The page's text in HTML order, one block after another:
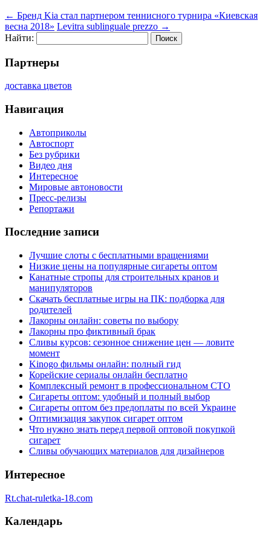
← Бренд Kia стал партнером теннисного турнира «Киевская
весна 2018» Levitra sublinguale prezzo →
Найти:
Партнеры
доставка цветов
Навигация
Автоприколы
Автоспорт
Без рубрики
Видео дня
Интересное
Мировые автоновости
Пресс-релизы
Репортажи
Последние записи
Лучшие слоты с бесплатными вращениями
Низкие цены на популярные сигареты оптом
Канатные стропы для строительных кранов и
манипуляторов
Скачать бесплатные игры на ПК: подборка для
родителей
Лакорны онлайн: советы по выбору
Лакорны про фиктивный брак
Сливы курсов: сезонное снижение цен — ловите
момент
Kinogo фильмы онлайн: полный гид
Корейские сериалы онлайн бесплатно
Комплексный ремонт в профессиональном СТО
Сигареты оптом: удобный и полный выбор
Сигареты оптом без предоплаты по всей Украине
Оптимизация закупок сигарет оптом
Что нужно знать перед первой оптовой покупкой
сигарет
Сливы обучающих материалов для дизайнеров
Интересное
Rt.chat-ruletka-18.com
Календарь